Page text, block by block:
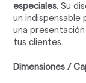
especiales. Su
un
una
tus clientes.
Dimensiones /